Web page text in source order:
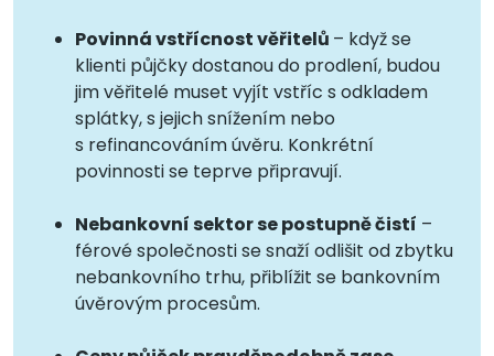
Povinná vstřícnost věřitelů – když se
klienti půjčky dostanou do prodlení, budou
jim věřitelé muset vyjít vstříc s odkladem
splátky, s jejich snížením nebo
s refinancováním úvěru. Konkrétní
povinnosti se teprve připravují.
Nebankovní sektor se postupně čistí –
férové společnosti se snaží odlišit od zbytku
nebankovního trhu, přiblížit se bankovním
úvěrovým procesům.